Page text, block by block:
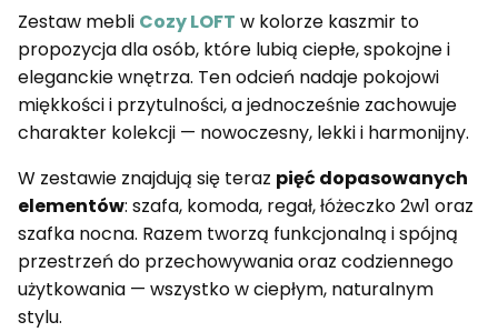
Zestaw mebli Cozy LOFT w kolorze kaszmir to
propozycja dla osób, które lubią ciepłe, spokojne i
eleganckie wnętrza. Ten odcień nadaje pokojowi
miękkości i przytulności, a jednocześnie zachowuje
charakter kolekcji — nowoczesny, lekki i harmonijny.
W zestawie znajdują się teraz pięć dopasowanych
elementów: szafa, komoda, regał, łóżeczko 2w1 oraz
szafka nocna. Razem tworzą funkcjonalną i spójną
przestrzeń do przechowywania oraz codziennego
użytkowania — wszystko w ciepłym, naturalnym
stylu.